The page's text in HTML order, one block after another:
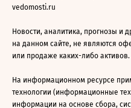
vedomosti.ru
Новости, аналитика, прогнозы и
на данном сайте, не являются
или продаже каких-либо активов.
На информационном ресурсе
технологии (информационные
информации на основе сбора,